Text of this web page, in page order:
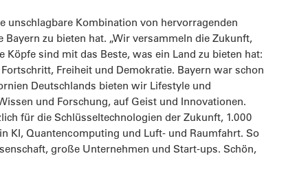
unschlagbare Kombination von hervorragenden
zu bieten hat. „Wir versammeln die Zukunft,
sind mit das Beste, was ein Land zu bieten hat:
Freiheit und Demokratie. Bayern war schon
Deutschlands bieten wir Lifestyle und
und Forschung, auf Geist und Innovationen.
für die Schlüsseltechnologien der Zukunft, 1.000
KI, Quantencomputing und Luft- und Raumfahrt. So
große Unternehmen und Start-ups. Schön,